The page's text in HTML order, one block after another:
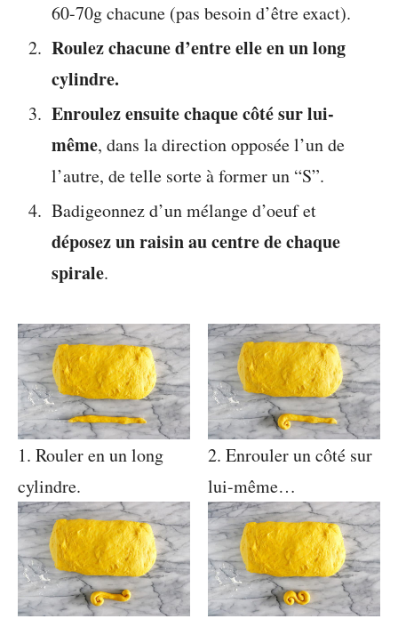
60-70g chacune (pas besoin d’être exact).
Roulez chacune d’entre elle en un long
cylindre.
Enroulez ensuite chaque côté sur lui-
même, dans la direction opposée l’un de
l’autre, de telle sorte à former un “S”.
Badigeonnez d’un mélange d’oeuf et
déposez un raisin au centre de chaque
spirale.
1. Rouler en un long
cylindre.
2. Enrouler un côté sur
lui-même…